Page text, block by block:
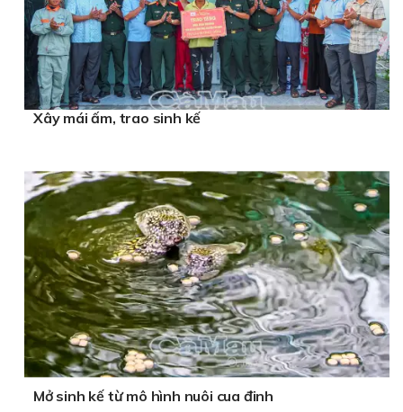
Xây mái ấm, trao sinh kế
Mở sinh kế từ mô hình nuôi cua đinh